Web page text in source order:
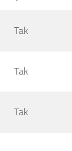
Tak
Tak
Tak